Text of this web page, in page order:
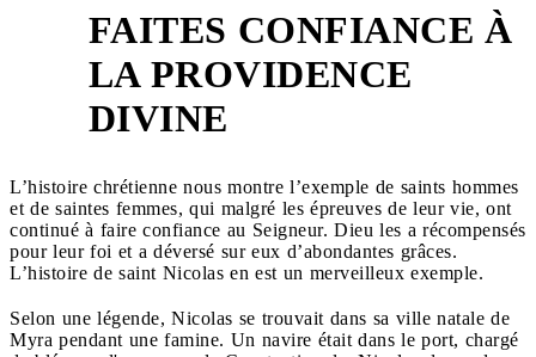
FAITES CONFIANCE À
LA PROVIDENCE
DIVINE
L’histoire chrétienne nous montre l’exemple de saints hommes
et de saintes femmes, qui malgré les épreuves de leur vie, ont
continué à faire confiance au Seigneur. Dieu les a récompensés
pour leur foi et a déversé sur eux d’abondantes grâces.
L’histoire de saint Nicolas en est un merveilleux exemple.
Selon une légende, Nicolas se trouvait dans sa ville natale de
Myra pendant une famine. Un navire était dans le port, chargé